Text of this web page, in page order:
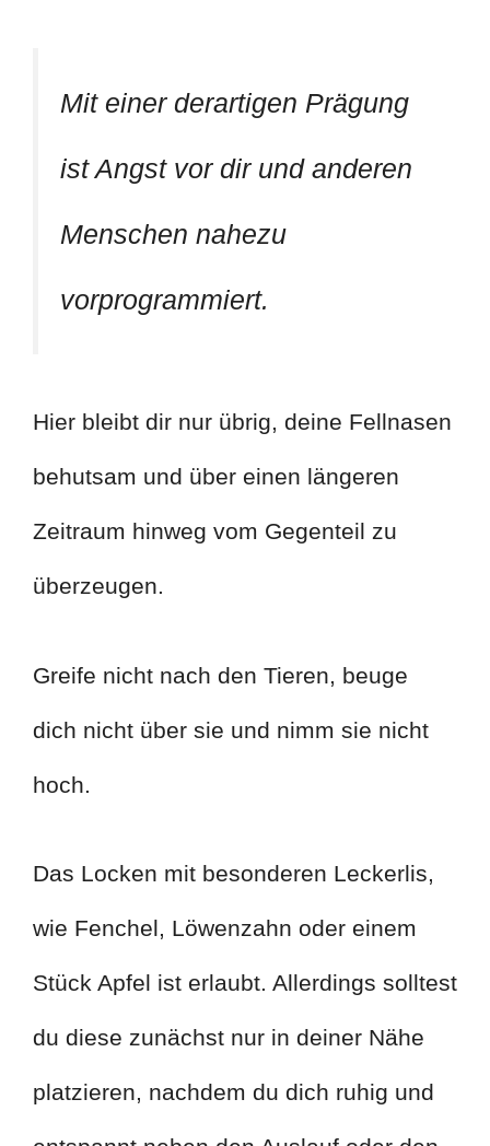
Mit einer derartigen Prägung
ist Angst vor dir und anderen
Menschen nahezu
vorprogrammiert.
Hier bleibt dir nur übrig, deine Fellnasen
behutsam und über einen längeren
Zeitraum hinweg vom Gegenteil zu
überzeugen.
Greife nicht nach den Tieren, beuge
dich nicht über sie und nimm sie nicht
hoch.
Das Locken mit besonderen Leckerlis,
wie Fenchel, Löwenzahn oder einem
Stück Apfel ist erlaubt. Allerdings solltest
du diese zunächst nur in deiner Nähe
platzieren, nachdem du dich ruhig und